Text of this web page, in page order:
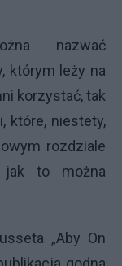
nazwać
którym leży na
korzystać, tak
które, niestety,
rozdziale
jak to można
„Aby On